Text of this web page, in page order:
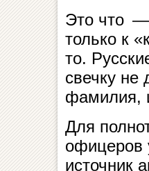
Это что —
только к
то.
свечку не
фамилия,
Для
офицеров
источник